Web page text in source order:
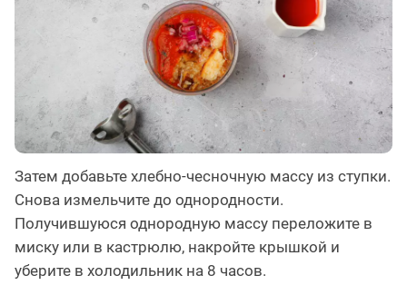
Затем добавьте хлебно-чесночную массу из ступки.
Снова измельчите до однородности.
Получившуюся однородную массу переложите в
миску или в кастрюлю, накройте крышкой и
уберите в холодильник на 8 часов.